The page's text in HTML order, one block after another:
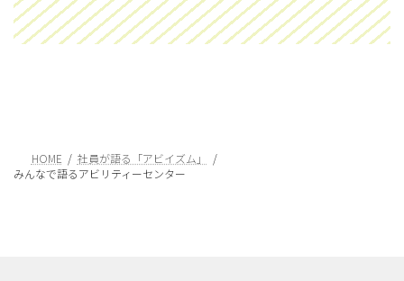
HOME
社員が語る「アビイズム」
みんなで語るアビリティーセンター